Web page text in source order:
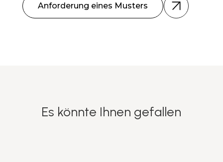
Anforderung eines Musters
Es könnte Ihnen gefallen